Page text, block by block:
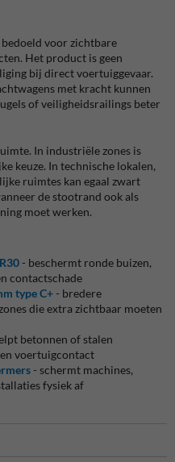
voor zichtbare
Het product is geen
bij direct voertuiggevaar.
met kracht kunnen
of veiligheidsrailings beter
In industriële zones is
keuze. In technische lokalen,
ruimtes kan egaal zwart
de stootrand ook als
moet werken.
- beschermt ronde buizen,
contactschade
type C+- bredere
die extra zichtbaar moeten
betonnen of stalen
voertuigcontact
- schermt machines,
fysiek af